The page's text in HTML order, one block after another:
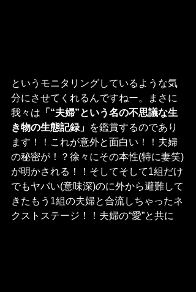
というモニタリングしているような気
分にさせてくれるんですねー。まさに
我々は 「“夫婦”という名の不思議な生
き物の生態記録」 を鑑賞するのであり
ます！！これが意外と面白い！！夫婦
の秘密が！？徐々にその本性(特に妻笑)
が明かされる！！そしてそして1組だけ
でもヤバい(意味深)のに外から避難して
きたもう1組の夫婦と合流しちゃったネ
クストステージ！！夫婦の“愛”と共に